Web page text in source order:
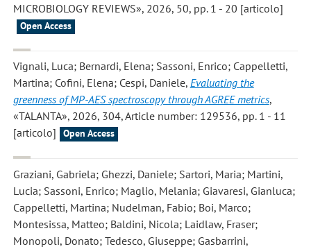
MICROBIOLOGY REVIEWS», 2026, 50, pp. 1 - 20 [articolo]
Open Access
Vignali, Luca; Bernardi, Elena; Sassoni, Enrico; Cappelletti,
Martina; Cofini, Elena; Cespi, Daniele, Evaluating the
greenness of MP-AES spectroscopy through AGREE metrics,
«TALANTA», 2026, 304, Article number: 129536, pp. 1 - 11
[articolo]
Open Access
Graziani, Gabriela; Ghezzi, Daniele; Sartori, Maria; Martini,
Lucia; Sassoni, Enrico; Maglio, Melania; Giavaresi, Gianluca;
Cappelletti, Martina; Nudelman, Fabio; Boi, Marco;
Montesissa, Matteo; Baldini, Nicola; Laidlaw, Fraser;
Monopoli, Donato; Tedesco, Giuseppe; Gasbarrini,